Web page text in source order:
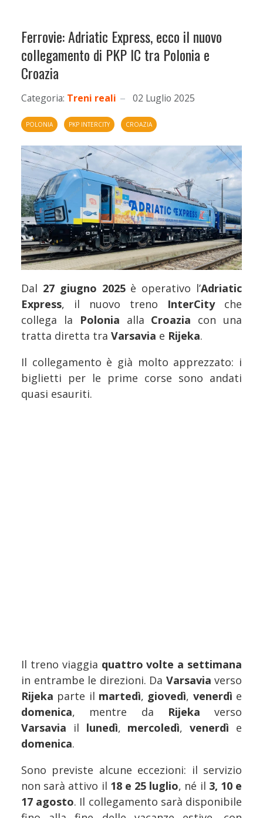
Ferrovie: Adriatic Express, ecco il nuovo
collegamento di PKP IC tra Polonia e
Croazia
Categoria: Treni reali 02 Luglio 2025
POLONIA PKP INTERCITY CROAZIA
Dal 27 giugno 2025è operativo l’Adriatic
Express, il nuovo treno InterCityche
collega la Polonia alla Croazia con una
tratta diretta tra Varsavia e Rijeka.
Il collegamento è già molto apprezzato: i
biglietti per le prime corse sono andati
quasi esauriti.
Il treno viaggia quattro volte a settimana
in entrambe le direzioni. Da Varsavia verso
Rijeka parte il martedì, giovedì, venerdì e
domenica, mentre da Rijeka verso
Varsavia il lunedì, mercoledì,venerdì e
domenica.
Sono previste alcune eccezioni: il servizio
non sarà attivo il 18 e 25 luglio, né il 3, 10 e
17 agosto. Il collegamento sarà disponibile